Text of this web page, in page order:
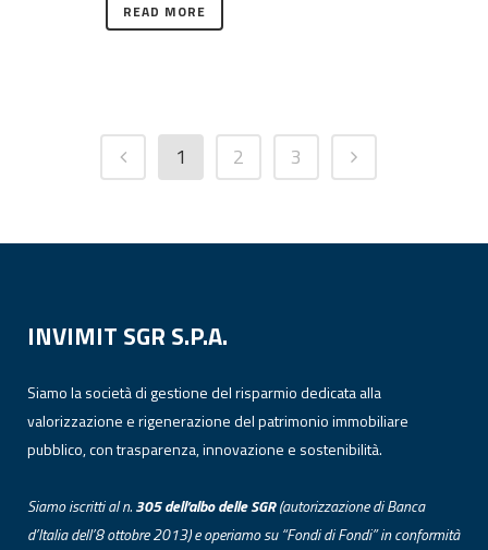
READ MORE
1 2 3
INVIMIT SGR S.P.A.
Siamo la società di gestione del risparmio dedicata alla
valorizzazione e rigenerazione del patrimonio immobiliare
pubblico, con trasparenza, innovazione e sostenibilità.
Siamo iscritti al n.305 dell’albodelleSGR(autorizzazione di Banca
d’Italia dell’8 ottobre 2013) e operiamo su “Fondi di Fondi” in conformità